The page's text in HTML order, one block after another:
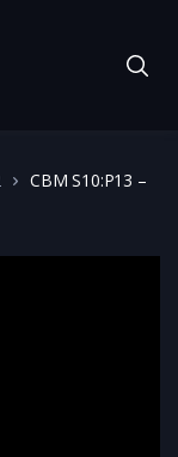
CBM S10:P13 –